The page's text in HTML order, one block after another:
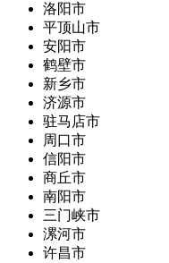
洛阳市
平顶山市
安阳市
鹤壁市
新乡市
济源市
驻马店市
周口市
信阳市
商丘市
南阳市
三门峡市
漯河市
许昌市